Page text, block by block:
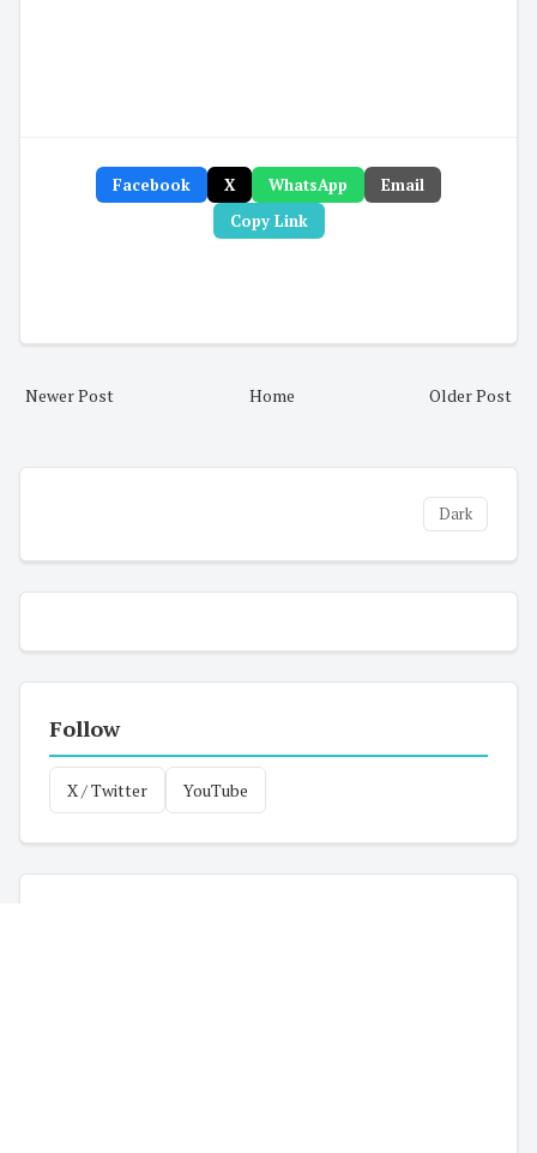
Facebook X WhatsApp
Email
Copy Link
Newer Post Older Post
Home
Dark
Follow
X / Twitter YouTube